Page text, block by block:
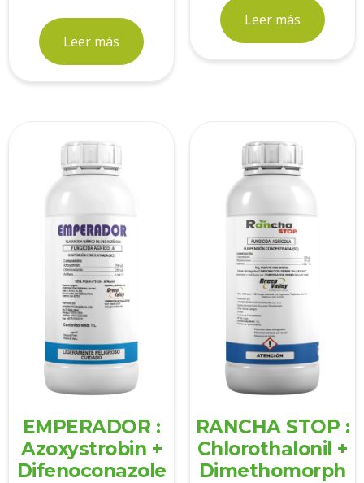
Leer más
Leer más
EMPERADOR :
Azoxystrobin +
Difenoconazole
RANCHA STOP :
Chlorothalonil +
Dimethomorph